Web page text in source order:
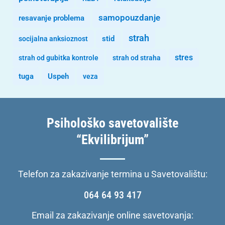
resavanje problema samopouzdanje
socijalna anksioznost stid strah
strah od gubitka kontrole strah od straha stres
tuga Uspeh veza
Psihološko savetovalište
“Ekvilibrijum”
Telefon za zakazivanje termina u Savetovalištu:
064 64 93 417
Email za zakazivanje online savetovanja: